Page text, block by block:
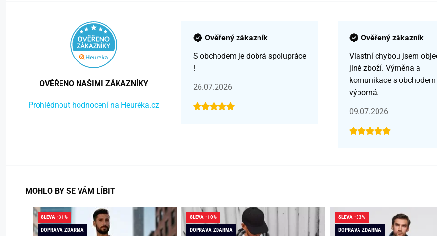
OVĚŘENO NAŠIMI ZÁKAZNÍKY
Prohlédnout hodnocení na Heuréka.cz
Ověřený zákazník
S obchodem je dobrá spolupráce
!
26.07.2026
Ověřený zákazník
Vlastní chybou jsem
jiné zboží. Výměna a
komunikace s obchodem
výborná.
09.07.2026
MOHLO BY SE VÁM LÍBIT
SLEVA -31%
DOPRAVA ZDARMA
SLEVA -10%
DOPRAVA ZDARMA
SLEVA -33%
DOPRAVA ZDARMA